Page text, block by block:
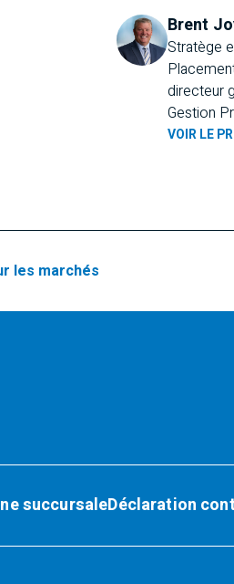
Brent
Stratège
directeur
Gestion
VOIR LE
les marchés
succursaleDéclaration